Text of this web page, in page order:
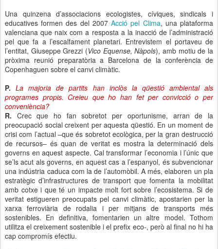
Una quinzena d’associacions ecologistes, cíviques, sindicals i
educatives formen des del 2007Acció pel Clima, una plataforma
valenciana que naix com a resposta a la inacció de l’administració
pel que fa a l’escalfament planetari. Entrevistem el portaveu de
l’entitat, Giuseppe Grezzi (Vico Equense, Nàpols), amb motiu de la
pròxima reunió preparatòria a Barcelona de la conferència de
Copenhaguen sobre el canvi climàtic.
P. La majoria de partits han inclòs la qüestió ambiental als
programes propis. Creieu que ho han fet per convicció o per
conveniència?
R. Crec que ho fan sobretot per oportunisme, arran de la
preocupació social creixent per aquesta qüestió. En un moment de
crisi com l’actual –que és sobretot ecològica, per la gran destrucció
de recursos– és quan de veritat es mostra la determinació dels
governs en aquest aspecte. Cal transformar l’economia i l’únic que
se’ls acut als governs, en aquest cas a l’espanyol, és subvencionar
una indústria caduca com la de l’automòbil. A més, elaboren un pla
estratègic d’infrastructures de transport que fomenta la mobilitat
amb cotxe i que té un impacte molt fort sobre l’ecosistema. Si de
veritat estigueren preocupats pel canvi climàtic, apostarien per la
xarxa ferroviària de rodalia i per mitjans de transports més
sostenibles. En definitiva, fomentarien un altre model. Tothom
utilitza el creixement sostenible i el prefix eco-, però al final no hi ha
cap compromís efectiu.